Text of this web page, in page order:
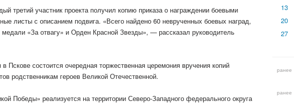
третий участник проекта получил копию приказа о награждении боевыми
листы с описанием подвига. «Всего найдено 60 неврученных боевых наград,
медали «За отвагу» и Орден Красной Звезды», — рассказал руководитель
Пскове состоится очередная торжественная церемония вручения копий
родственникам героев Великой Отечественной.
Победы» реализуется на территории Северо-Западного федерального округа
13
20
27
ранее
ранее